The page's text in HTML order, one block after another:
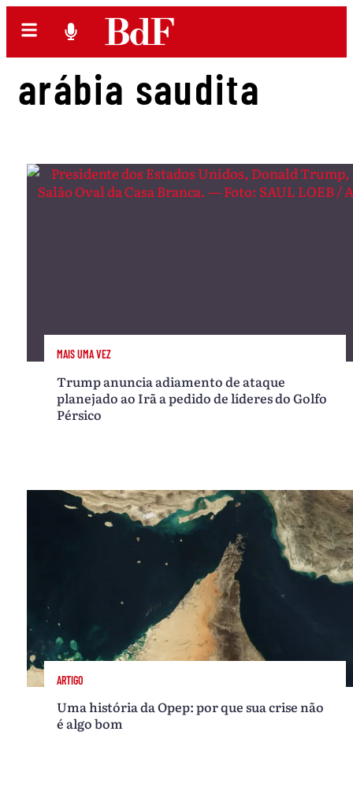
arábia saudita
MAIS UMA VEZ
Trump anuncia adiamento de ataque
planejado ao Irã a pedido de líderes do Golfo
Pérsico
ARTIGO
Uma história da Opep: por que sua crise não
é algo bom